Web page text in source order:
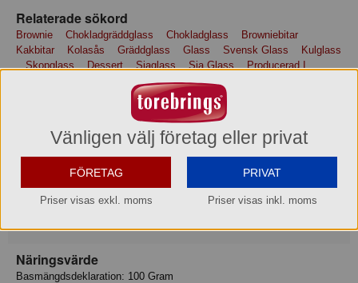
Relaterade sökord
Brownie Chokladgräddglass Chokladglass
Browniebitar
Kakbitar
Kolasås Gräddglass Glass Svensk Glass
Kulglass
Skopglass
Dessert Siaglass Sia Glass
Producerad I
Svensk Grädde Från Slöinge
druvsocker, SKUMMJÖLKSPULVER, kakao** (2,6%), VETEMJÖL,
kondenserad MJÖLK, farinsocker, arom, emulgeringsmedel (mono-
och diglycerider av veg fettsyror), stabiliseringsmedel (fruktkärnmjöl,
guarkärnmjöl, pektin), ÄGGPULVER, SMÖR, rapsolja, kokosolja, salt.
Kan innehålla spår av trädnötter och mandel. *Grädde med 40%
Näringsvärde
Basmängdsdeklaration: 100 Gram
Vänligen välj företag eller privat
FÖRETAG
Priser visas exkl. moms
PRIVAT
Priser visas inkl. moms